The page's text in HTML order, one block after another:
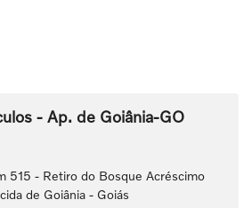
- Ap. de Goiânia-GO
515 - Retiro do Bosque Acréscimo
de Goiânia - Goiás